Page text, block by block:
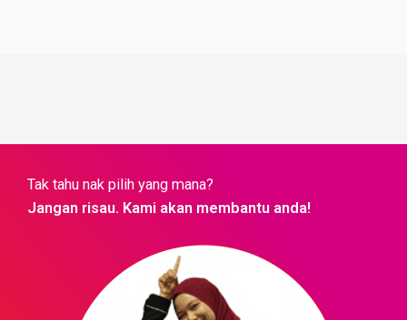
Tak tahu nak pilih yang mana?
Jangan risau. Kami akan membantu anda!